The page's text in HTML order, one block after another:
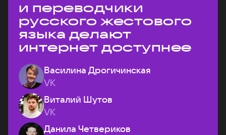
и переводчики
русского жестового
языка делают
интернет доступнее
Василина Дрогичинская
VK
Виталий Шутов
VK
Данила Четвериков